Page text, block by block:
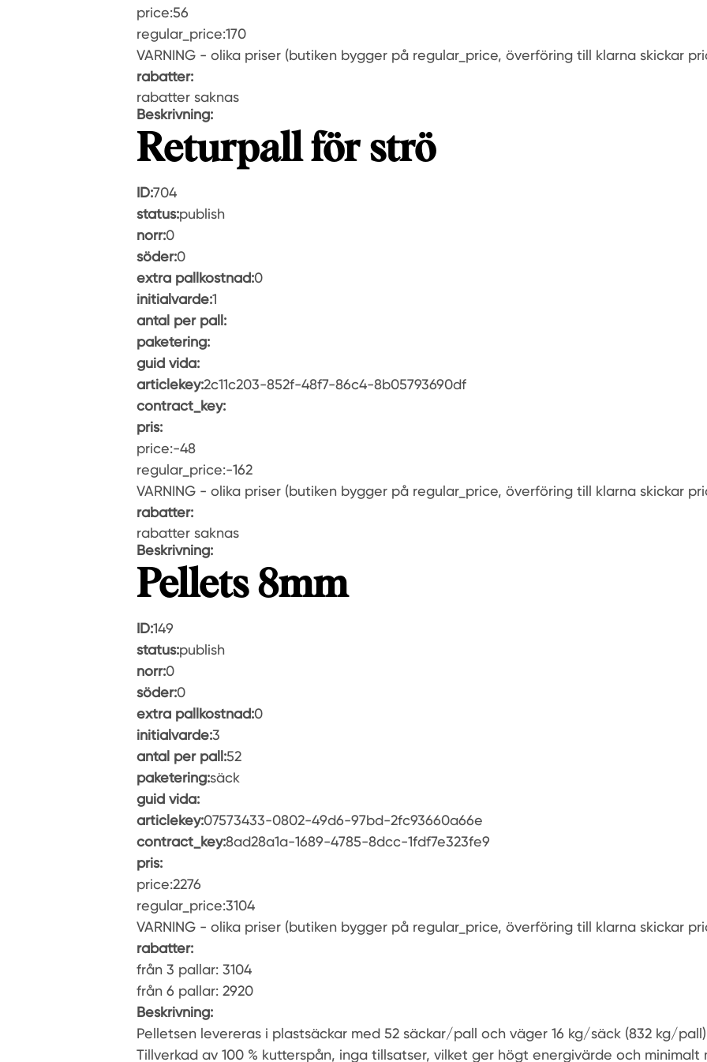
price:56
regular_price:170
VARNING - olika priser (butiken bygger på regular_price, överföring till klarna skickar
rabatter:
rabatter saknas
Beskrivning:
Returpall för strö
ID:704
status:publish
norr:0
söder:0
extra pallkostnad:0
initialvarde:1
antal per pall:
paketering:
guid vida:
articlekey:2c11c203-852f-48f7-86c4-8b05793690df
contract_key:
pris:
price:-48
regular_price:-162
VARNING - olika priser (butiken bygger på regular_price, överföring till klarna skickar
rabatter:
rabatter saknas
Beskrivning:
Pellets 8mm
ID:149
status:publish
norr:0
söder:0
extra pallkostnad:0
initialvarde:3
antal per pall:52
paketering:säck
guid vida:
articlekey:07573433-0802-49d6-97bd-2fc93660a66e
contract_key:8ad28a1a-1689-4785-8dcc-1fdf7e323fe9
pris:
price:2276
regular_price:3104
VARNING - olika priser (butiken bygger på regular_price, överföring till klarna skickar
rabatter:
från 3 pallar: 3104
från 6 pallar: 2920
Beskrivning:
Pelletsen levereras i plastsäckar med 52 säckar/pall och väger 16 kg/säck (832 kg/
Tillverkad av 100 % kutterspån, inga tillsatser, vilket ger högt energivärde och minimalt